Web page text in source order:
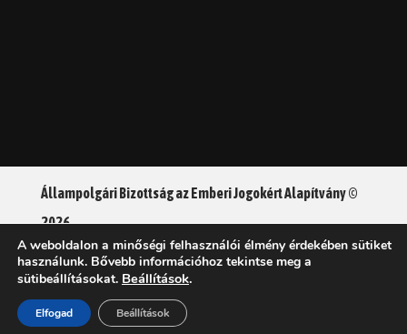
Állampolgári Bizottság az Emberi Jogokért Alapítvány ©
2026
Adatkezelési tájékoztató
Sütikezelési tájékoztató
A weboldalon a minőségi felhasználói élmény érdekében sütiket
használunk. Bővebb információhoz tekintse meg a
sütibeállításokat. Beállítások.
Elfogad Beállítások